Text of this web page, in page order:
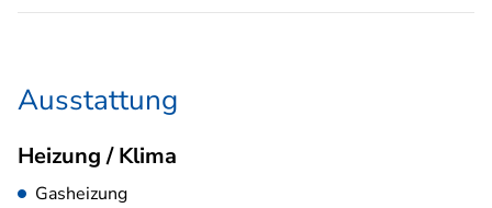
Ausstattung
Heizung / Klima
Gasheizung